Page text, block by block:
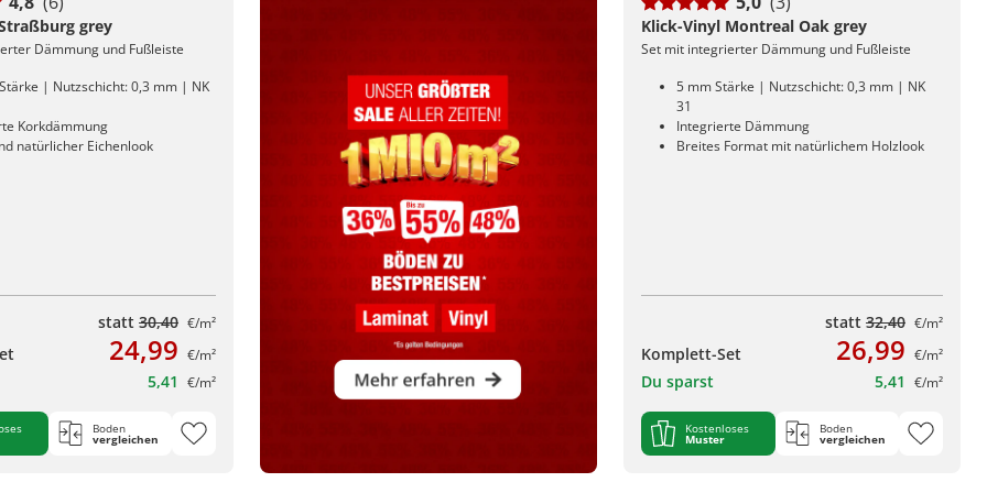
grey
Dämmung und Fußleiste
| Nutzschicht: 0,3 mm | NK
Korkdämmung
natürlicher Eichenlook
statt 30,40 €/m²
24,99 €/m²
5,41 €/m²
Boden
vergleichen
Klick-Vinyl Montreal Oak grey
Set mit integrierter Dämmung und Fußleiste
5 mm Stärke | Nutzschicht: 0,3 mm | NK
31
Integrierte Dämmung
Breites Format mit natürlichem Holzlook
statt 32,40 €/m²
Komplett-Set 26,99 €/m²
Du sparst 5,41 €/m²
Kostenloses
Muster
Boden
vergleichen